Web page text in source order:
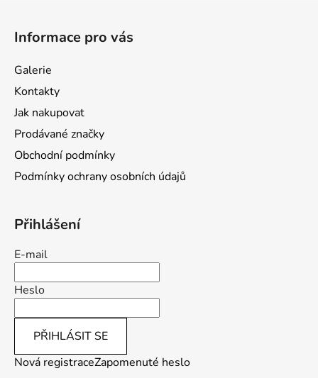
Informace pro vás
Galerie
Kontakty
Jak nakupovat
Prodávané značky
Obchodní podmínky
Podmínky ochrany osobních údajů
Přihlášení
E-mail
Heslo
PŘIHLÁSIT SE
Nová registraceZapomenuté heslo